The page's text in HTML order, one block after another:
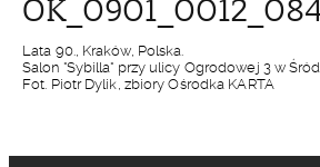
Lata 90., Kraków, Polska.
Salon "Sybilla" przy ulicy Ogrodowej 3 w
Fot. Piotr Dylik, zbiory Ośrodka KARTA